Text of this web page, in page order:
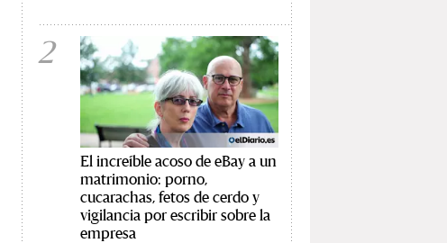
2
El increíble acoso de eBay a un
matrimonio: porno,
cucarachas, fetos de cerdo y
vigilancia por escribir sobre la
empresa